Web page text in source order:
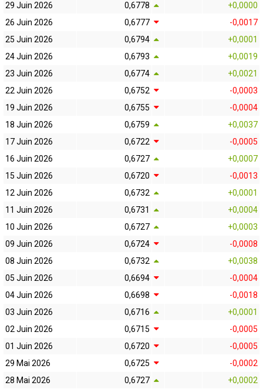
29 Juin 2026
0,6778
+0,0000
26 Juin 2026
0,6777
-0,0017
25 Juin 2026
0,6794
+0,0001
24 Juin 2026
0,6793
+0,0019
23 Juin 2026
0,6774
+0,0021
22 Juin 2026
0,6752
-0,0003
19 Juin 2026
0,6755
-0,0004
18 Juin 2026
0,6759
+0,0037
17 Juin 2026
0,6722
-0,0005
16 Juin 2026
0,6727
+0,0007
15 Juin 2026
0,6720
-0,0013
12 Juin 2026
0,6732
+0,0001
11 Juin 2026
0,6731
+0,0004
10 Juin 2026
0,6727
+0,0003
09 Juin 2026
0,6724
-0,0008
08 Juin 2026
0,6732
+0,0038
05 Juin 2026
0,6694
-0,0004
04 Juin 2026
0,6698
-0,0018
03 Juin 2026
0,6716
+0,0001
02 Juin 2026
0,6715
-0,0005
01 Juin 2026
0,6720
-0,0005
29 Mai 2026
0,6725
-0,0002
28 Mai 2026
0,6727
+0,0002